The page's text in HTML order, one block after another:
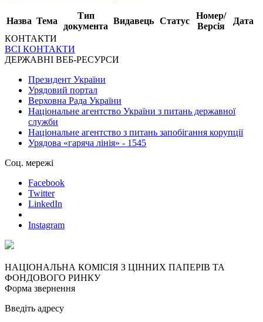
Назва Тема
Тип
документа
Видавець Статус
Номер/
Версія
Дата
КОНТАКТИ
ВСІ КОНТАКТИ
ДЕРЖАВНІ ВЕБ-РЕСУРСИ
Президент України
Урядовий портал
Верховна Рада України
Національне агентство України з питань державної
служби
Національне агентство з питань запобігання корупції
Урядова «гаряча лінія» - 1545
Соц. мережі
Facebook
Twitter
LinkedIn
Instagram
НАЦІОНАЛЬНА КОМІСІЯ З ЦІННИХ ПАПЕРІВ ТА
ФОНДОВОГО РИНКУ
Форма звернення
Введіть адресу